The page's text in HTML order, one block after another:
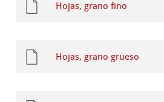
Hojas, grano fino
Hojas, grano grueso